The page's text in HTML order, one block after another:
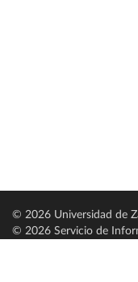
© 2026 Universidad de
© 2026 Servicio de